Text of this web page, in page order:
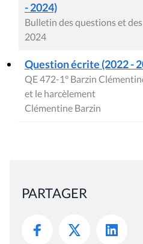
- 2024)
Bulletin des questions et
2024
Question écrite (2022 -
QE 472-1° Barzin
et le harcèlement
Clémentine Barzin
PARTAGER